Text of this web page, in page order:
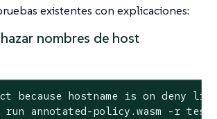
existentes con explicaciones:
nombres de host
because hostname is on deny
run annotated-policy.wasm -r